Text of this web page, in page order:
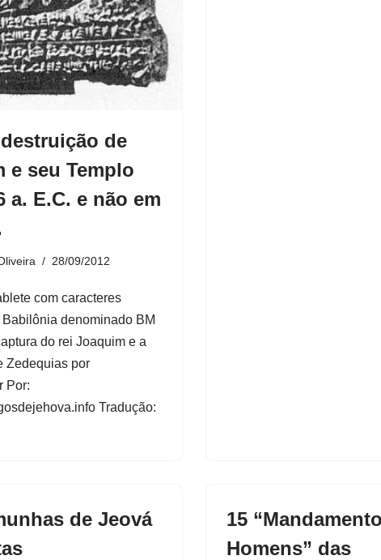
de
e seu Templo
a. E.C. e não em
28/09/2012
com caracteres
denominado BM
do rei Joaquim e a
Zedequias por
Por:
Tradução:
de Jeová
15
Homens” das